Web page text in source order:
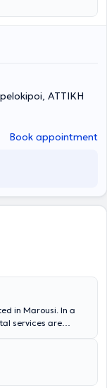
με έμφαση στη
περιστατικών,
ΑΤΤΙΚΗ
Book appointment
in Marousi. In a
services are
concern is the
of the